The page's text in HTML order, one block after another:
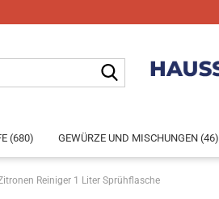
(680) GEWÜRZE UND MISCHUNGEN (46)
Reiniger 1 Liter Sprühflasche